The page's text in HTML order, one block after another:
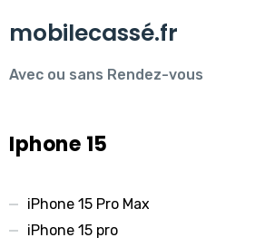
mobilecassé.fr
Avec ou sans Rendez-vous
Iphone 15
iPhone 15 Pro Max
iPhone 15 pro